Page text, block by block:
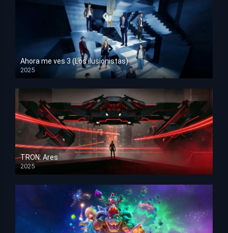
Ahora me ves 3 (Los ilusionistas)
2025
HD 1080p
TRON: Ares
2025
HD 1080p